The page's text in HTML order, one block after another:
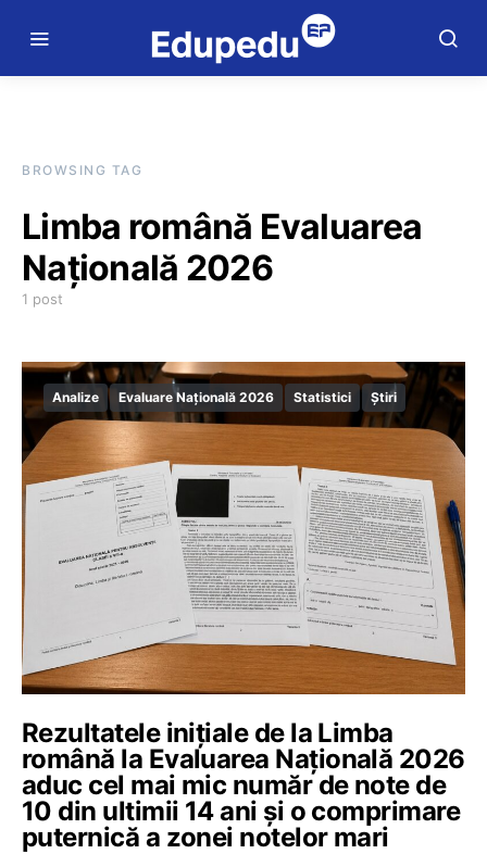
BROWSING TAG
Limba română Evaluarea
Națională 2026
1 post
Analize Evaluare Națională 2026 Statistici Știri
Rezultatele inițiale de la Limba
română la Evaluarea Națională 2026
aduc cel mai mic număr de note de
10 din ultimii 14 ani și o comprimare
puternică a zonei notelor mari